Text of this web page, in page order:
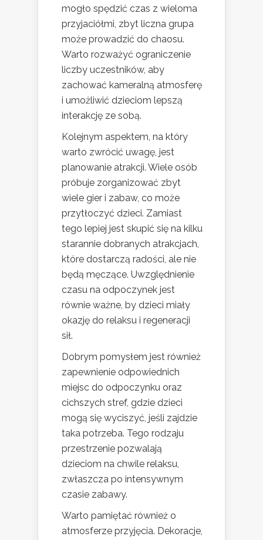
mogło spędzić czas z wieloma
przyjaciółmi, zbyt liczna grupa
może prowadzić do chaosu.
Warto rozważyć ograniczenie
liczby uczestników, aby
zachować kameralną atmosferę
i umożliwić dzieciom lepszą
interakcję ze sobą.
Kolejnym aspektem, na który
warto zwrócić uwagę, jest
planowanie atrakcji. Wiele osób
próbuje zorganizować zbyt
wiele gier i zabaw, co może
przytłoczyć dzieci. Zamiast
tego lepiej jest skupić się na kilku
starannie dobranych atrakcjach,
które dostarczą radości, ale nie
będą męczące. Uwzględnienie
czasu na odpoczynek jest
równie ważne, by dzieci miały
okazję do relaksu i regeneracji
sił.
Dobrym pomysłem jest również
zapewnienie odpowiednich
miejsc do odpoczynku oraz
cichszych stref, gdzie dzieci
mogą się wyciszyć, jeśli zajdzie
taka potrzeba. Tego rodzaju
przestrzenie pozwalają
dzieciom na chwile relaksu,
zwłaszcza po intensywnym
czasie zabawy.
Warto pamiętać również o
atmosferze przyjęcia. Dekoracje,